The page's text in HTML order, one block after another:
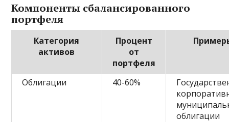
Компоненты сбалансированного
портфеля
Категория
активов
Процент
от
портфеля
Облигации 40-60%
облигации